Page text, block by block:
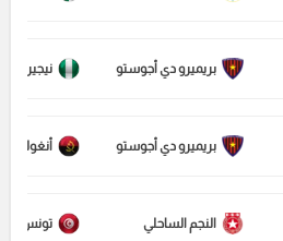
بريميرو دي أجوستو نيجيريا
بريميرو دي أجوستو أنغولا
النجم الساحلي تونس